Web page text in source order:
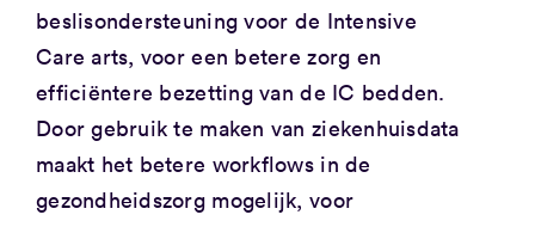
beslisondersteuning voor de Intensive
Care arts, voor een betere zorg en
efficiëntere bezetting van de IC bedden.
Door gebruik te maken van ziekenhuisdata
maakt het betere workflows in de
gezondheidszorg mogelijk, voor